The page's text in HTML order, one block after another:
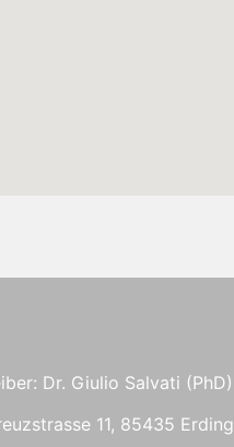
Dr. Giulio Salvati (PhD)
11, 85435 Erding